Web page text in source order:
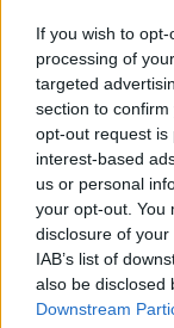
If you wish to
processing of
targeted
section to
opt-out request is
interest-based
us or personal
your opt-out. You
disclosure of
IAB’s list of
also be disclosed
Downstream
podczas
spermy
pochwy
cała
spermy)
więcej
tabletkę
na zajście
Mam
może
pytanie.
rok.
dostać